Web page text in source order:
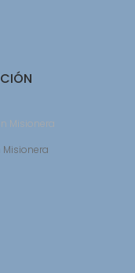
Misionera